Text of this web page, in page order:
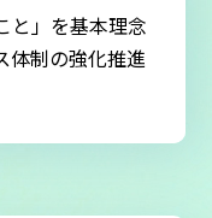
と」を基本理念
体制の強化推進